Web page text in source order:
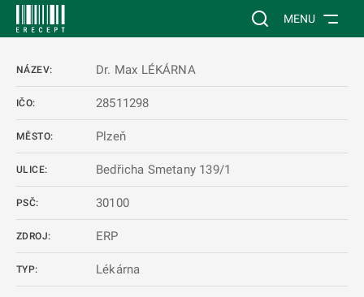
Vyhledávání na
MENU
NÁZEV: Dr. Max LÉKÁRNA
IČO: 28511298
MĚSTO: Plzeň
ULICE: Bedřicha Smetany 139/1
PSČ: 30100
ZDROJ: ERP
TYP: Lékárna